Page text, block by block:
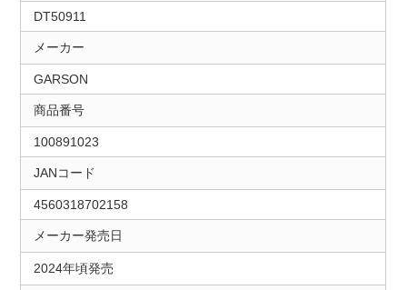
DT50911
メーカー
GARSON
商品番号
100891023
JANコード
4560318702158
メーカー発売日
2024年頃発売